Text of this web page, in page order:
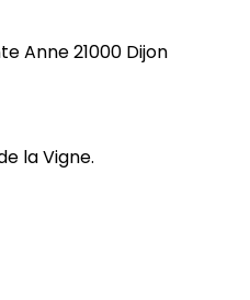
Anne 21000 Dijon
la Vigne.